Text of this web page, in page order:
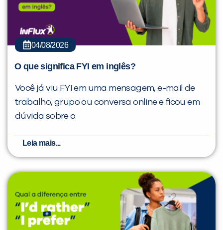
04/08/2026
O que significa FYI em inglês?
Você já viu FYI em uma mensagem, e-mail de
trabalho, grupo ou conversa online e ficou em
dúvida sobre o
Leia mais...